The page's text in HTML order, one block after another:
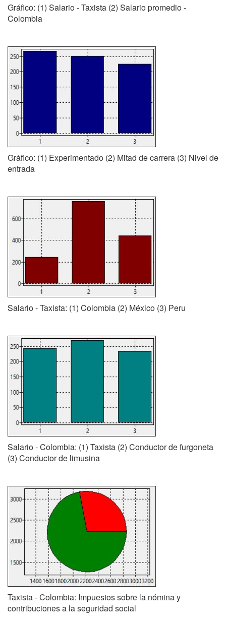
Gráfico: (1) Salario - Taxista (2) Salario promedio -
Colombia
Gráfico: (1) Experimentado (2) Mitad de carrera (3) Nivel de
entrada
Salario - Taxista: (1) Colombia (2) México (3) Peru
Salario - Colombia: (1) Taxista (2) Conductor de furgoneta
(3) Conductor de limusina
Taxista - Colombia: Impuestos sobre la nómina y
contribuciones a la seguridad social